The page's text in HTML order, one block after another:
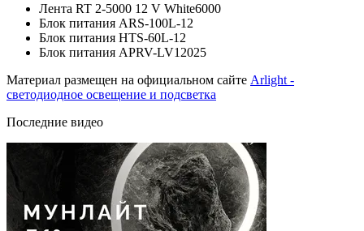
Лента RT 2-5000 12 V White6000
Блок питания ARS-100L-12
Блок питания HTS-60L-12
Блок питания APRV-LV12025
Материал размещен на официальном сайте Arlight -
светодиодное освещение и подсветка
Последние видео